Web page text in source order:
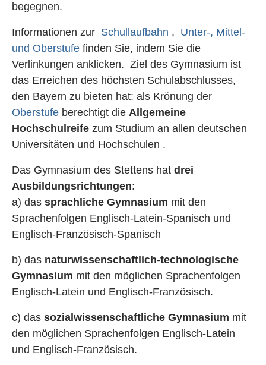
begegnen.
Informationen zur Schullaufbahn , Unter-, Mittel-
und Oberstufe finden Sie, indem Sie die
Verlinkungen anklicken. Ziel des Gymnasium ist
das Erreichen des höchsten Schulabschlusses,
den Bayern zu bieten hat: als Krönung der
Oberstufe berechtigt die Allgemeine
Hochschulreife zum Studium an allen deutschen
Universitäten und Hochschulen .
Das Gymnasium des Stettens hat drei
Ausbildungsrichtungen:
a) das sprachliche Gymnasium mit den
Sprachenfolgen Englisch-Latein-Spanisch und
Englisch-Französisch-Spanisch
b) das naturwissenschaftlich-technologische
Gymnasium mit den möglichen Sprachenfolgen
Englisch-Latein und Englisch-Französisch.
c) das sozialwissenschaftliche Gymnasium mit
den möglichen Sprachenfolgen Englisch-Latein
und Englisch-Französisch.